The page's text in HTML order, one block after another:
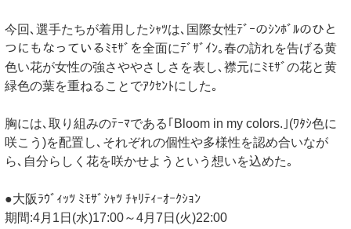
今回､選手たちが着用したｼｬﾂは､国際女性ﾃﾞｰのｼﾝﾎﾞﾙのひと
つにもなっているﾐﾓｻﾞを全面にﾃﾞｻﾞｲﾝ｡春の訪れを告げる黄
色い花が女性の強さややさしさを表し､襟元にﾐﾓｻﾞの花と黄
緑色の葉を重ねることでｱｸｾﾝﾄにした｡
胸には､取り組みのﾃｰﾏである｢Bloom in my colors.｣(ﾜﾀｼ色に
咲こう)を配置し､それぞれの個性や多様性を認め合いなが
ら､自分らしく花を咲かせようという想いを込めた｡
●大阪ﾗｳﾞｨｯﾂ ﾐﾓｻﾞｼｬﾂ ﾁｬﾘﾃｨｰｵｰｸｼｮﾝ
期間:4月1日(水)17:00～4月7日(火)22:00